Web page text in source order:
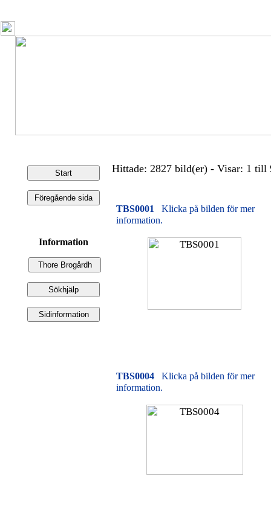
Information
Hittade: 2827 bild(er) - Visar: 1 till
TBS0001
Klicka på bilden för mer
information.
TBS0004
Klicka på bilden för mer
information.